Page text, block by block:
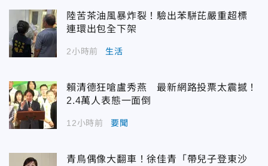
陸苦茶油風暴炸裂！驗出苯駢芘嚴重超標
連環出包全下架
2小時前 生活
賴清德狂嗆盧秀燕 最新網路投票太震撼！
2.4萬人表態一面倒
12小時前 要聞
青鳥偶像大翻車！徐佳青「帶兒子登東沙